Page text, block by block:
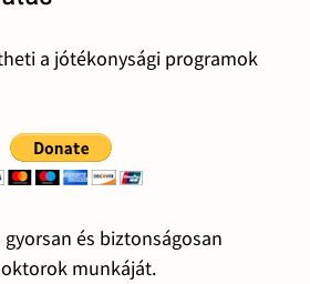
a jótékonysági programok
és biztonságosan
munkáját.